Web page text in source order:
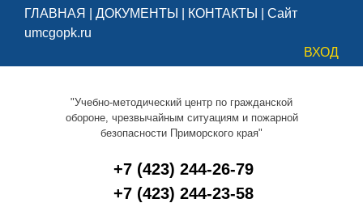
ГЛАВНАЯ ДОКУМЕНТЫ КОНТАКТЫ
Сайт
umcgopk.ru
ВХОД
"Учебно-методический центр по гражданской
обороне, чрезвычайным ситуациям и пожарной
безопасности Приморского края"
+7 (423) 244-26-79
+7 (423) 244-23-58